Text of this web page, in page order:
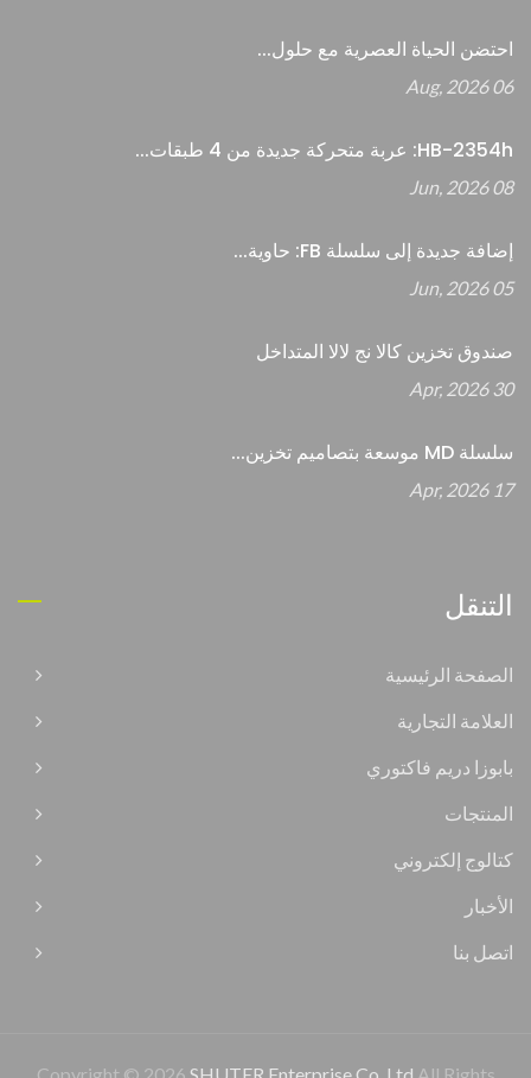
احتضن الحياة العصرية مع حلول...
06 Aug, 2026
HB-2354h: عربة متحركة جديدة من 4 طبقات...
08 Jun, 2026
إضافة جديدة إلى سلسلة FB: حاوية...
05 Jun, 2026
صندوق تخزين كالا نج لالا المتداخل
30 Apr, 2026
سلسلة MD موسعة بتصاميم تخزين...
17 Apr, 2026
التنقل
الصفحة الرئيسية
العلامة التجارية
بابوزا دريم فاكتوري
المنتجات
كتالوج إلكتروني
الأخبار
اتصل بنا